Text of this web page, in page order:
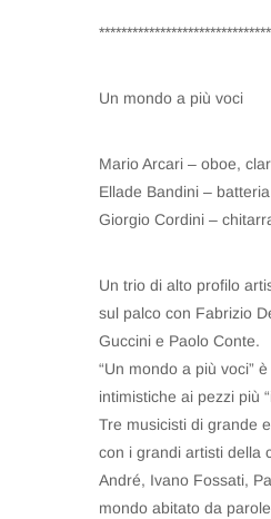
Un mondo a più voci
Mario Arcari – oboe,
Ellade Bandini – batteria
Giorgio Cordini –
Un trio di alto profilo
sul palco con Fabrizio
Guccini e Paolo Conte.
“Un mondo a più voci”
intimistiche ai pezzi più
Tre musicisti di grande
con i grandi artisti della
André, Ivano Fossati,
mondo abitato da